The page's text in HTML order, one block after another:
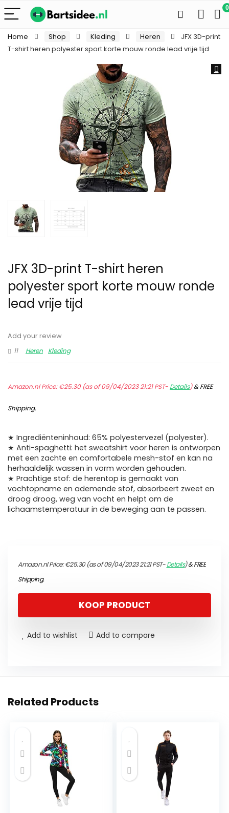
0
Home Shop Kleding Heren
JFX 3D-print
T-shirt heren polyester sport korte mouw ronde lead vrije tijd
JFX 3D-print T-shirt heren
polyester sport korte mouw ronde
lead vrije tijd
Add your review
11
Heren Kleding
Amazon.nl Price:€25.30(as of 09/04/2023 21:21 PST- Details)&FREE
Shipping.
★ Ingrediënteninhoud: 65% polyestervezel (polyester).
★ Anti-spaghetti: het sweatshirt voor heren is ontworpen
met een zachte en comfortabele mesh-stof en kan na
herhaaldelijk wassen in vorm worden gehouden.
★ Prachtige stof: de herentop is gemaakt van
vochtopname en ademende stof, absorbeert zweet en
droog droog, weg van vocht en helpt om de
lichaamstemperatuur in de beweging aan te passen.
Amazon.nl Price:€25.30(as of 09/04/2023 21:21 PST-Details)&FREE
Shipping.
KOOP PRODUCT
Add to wishlist Add to compare
Related Products